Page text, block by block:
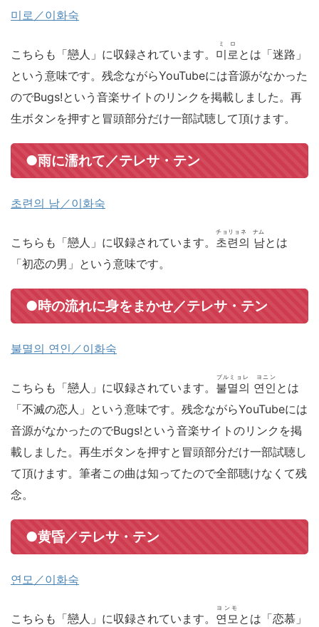
미로／이화숙
こちらも「戀人」に収録されています。 미로
ミロ
とは「迷路」
という意味です。残念ながらYouTubeには音源がなかった
のでBugs!という音楽サイトのリンクを掲載しました。再
生ボタンを押すと冒頭部分だけ一部試聴して頂けます。
●雨に濡れて／テレサ・テン
초련의 남／이화숙
こちらも「戀人」に収録されています。 초련의 남
チョリョネ ナム
とは
「初恋の男」という意味です。
●時の流れに身をまかせ／テレサ・テン
불멸의 연인／이화숙
こちらも「戀人」に収録されています。 불멸의 연인
プルミョレ ヨニン
とは
「不滅の恋人」という意味です。残念ながらYouTubeには
音源がなかったのでBugs!という音楽サイトのリンクを掲
載しました。再生ボタンを押すと冒頭部分だけ一部試聴し
て頂けます。筆者この曲は知ってたので全部聴けなくて残
念。
●黄昏／テレサ・テン
연모／이화숙
こちらも「戀人」に収録されています。 연모
ヨンモ
とは「恋慕」